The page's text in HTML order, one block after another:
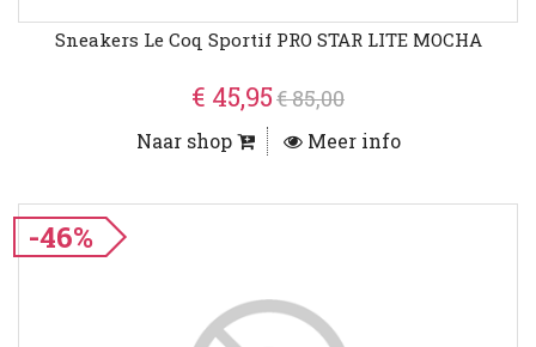
Sneakers Le Coq Sportif PRO STAR LITE MOCHA
€ 45,95€ 85,00
Naar shop Meer info
-46%